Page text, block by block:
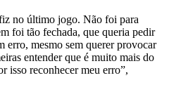
no último jogo. Não foi para
foi tão fechada, que queria pedir
erro, mesmo sem querer provocar
entender que é muito mais do
isso reconhecer meu erro”,